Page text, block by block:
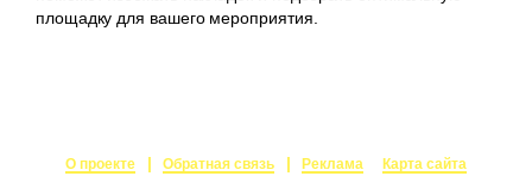
площадку для вашего мероприятия.
О проекте Обратная связь Реклама Карта сайта